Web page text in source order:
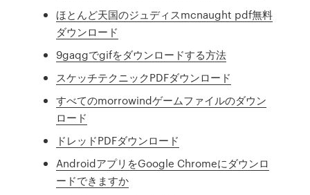
ほとんど天国のジュディスmcnaught pdf無料
ダウンロード
9gaqgでgifをダウンロードする方法
スケッチテクニックPDFダウンロード
すべてのmorrowindゲームファイルのダウン
ロード
ドレッドPDFダウンロード
AndroidアプリをGoogle Chromeにダウンロ
ードできますか